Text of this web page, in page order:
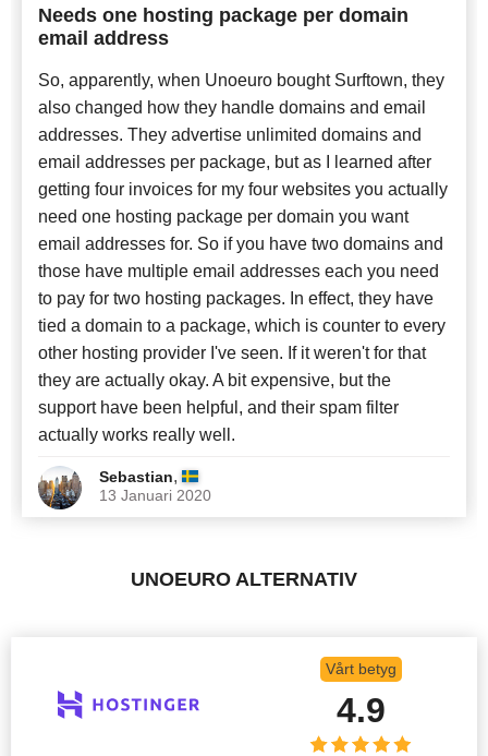
Needs one hosting package per domain
email address
So, apparently, when Unoeuro bought Surftown, they
also changed how they handle domains and email
addresses. They advertise unlimited domains and
email addresses per package, but as I learned after
getting four invoices for my four websites you actually
need one hosting package per domain you want
email addresses for. So if you have two domains and
those have multiple email addresses each you need
to pay for two hosting packages. In effect, they have
tied a domain to a package, which is counter to every
other hosting provider I've seen. If it weren't for that
they are actually okay. A bit expensive, but the
support have been helpful, and their spam filter
actually works really well.
Sebastian,
13 Januari 2020
UNOEURO ALTERNATIV
Vårt betyg
4.9